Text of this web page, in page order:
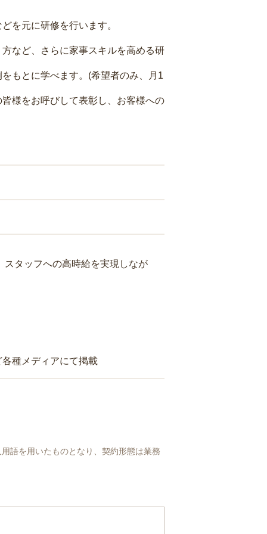
を元に研修を行います。
など、さらに家事スキルを高める研
もとに学べます。(希望者のみ、月1
様をお呼びして表彰し、お客様への
タッフへの高時給を実現しなが
種メディアにて掲載
語を用いたものとなり、契約形態は業務